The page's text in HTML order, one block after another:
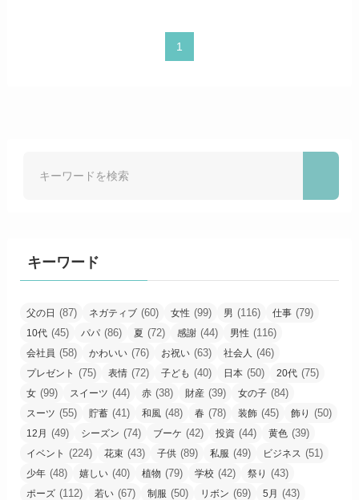
1
キーワード
父の日 (87) ネガティブ (60) 女性 (99) 男 (116) 仕事 (79)
10代 (45) パパ (86) 夏 (72) 感謝 (44) 男性 (116)
会社員 (58) かわいい (76) お祝い (63) 社会人 (46)
プレゼント (75) 表情 (72) 子ども (40) 日本 (50) 20代 (75)
女 (99) スイーツ (44) 赤 (38) 財産 (39) 女の子 (84)
スーツ (55) 貯蓄 (41) 和風 (48) 春 (78) 装飾 (45) 飾り (50)
12月 (49) シーズン (74) ブーケ (42) 投資 (44) 黄色 (39)
イベント (224) 花束 (43) 子供 (89) 私服 (49) ビジネス (51)
少年 (48) 嬉しい (40) 植物 (79) 学校 (42) 祭り (43)
ポーズ (112) 若い (67) 制服 (50) リボン (69) 5月 (43)